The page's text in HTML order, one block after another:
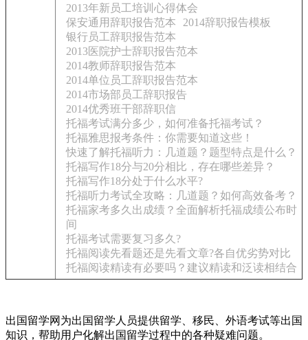
2013年新员工培训心得体会
保安通用辞职报告范本
2014辞职报告模板
银行员工辞职报告范本
2013医院护士辞职报告范本
2014教师辞职报告范本
2014单位员工辞职报告范本
2014市场部员工辞职报告
2014优秀班干部辞职信
托福考试满分多少，如何准备托福考试？
托福雅思报考条件：你需要知道这些！
快速了解托福听力：几道题？题型特点是什么？
托福写作18分与20分相比，存在哪些差异？
托福写作18分处于什么水平?
托福听力考试全攻略：几道题？如何高效备考？
托福家考多久出成绩？全面解析托福成绩公布时
间
托福考试需要复习多久?
托福阅读先看题还是先看文章?各自优劣势对比
托福阅读精读有必要吗？建议精读和泛读相结合
出国留学网为出国留学人员提供留学、移民、外语考试等出国
知识，帮助用户化解出国留学过程中的各种疑难问题。